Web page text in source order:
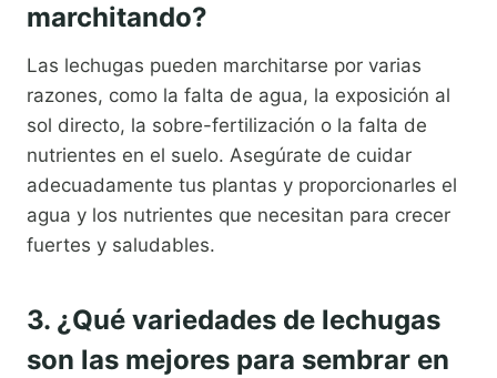
marchitando?
Las lechugas pueden marchitarse por varias
razones, como la falta de agua, la exposición al
sol directo, la sobre-fertilización o la falta de
nutrientes en el suelo. Asegúrate de cuidar
adecuadamente tus plantas y proporcionarles el
agua y los nutrientes que necesitan para crecer
fuertes y saludables.
3. ¿Qué variedades de lechugas
son las mejores para sembrar en